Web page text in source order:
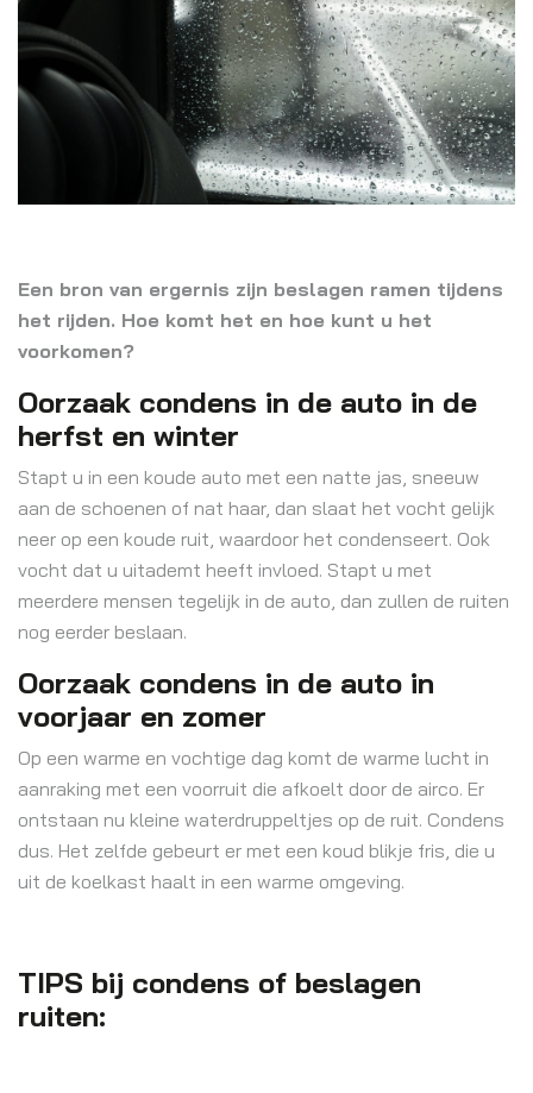
Een bron van ergernis zijn beslagen ramen tijdens
het rijden. Hoe komt het en hoe kunt u het
voorkomen?
Oorzaak condens in de auto in de
herfst en winter
Stapt u in een koude auto met een natte jas, sneeuw
aan de schoenen of nat haar, dan slaat het vocht gelijk
neer op een koude ruit, waardoor het condenseert. Ook
vocht dat u uitademt heeft invloed. Stapt u met
meerdere mensen tegelijk in de auto, dan zullen de ruiten
nog eerder beslaan.
Oorzaak condens in de auto in
voorjaar en zomer
Op een warme en vochtige dag komt de warme lucht in
aanraking met een voorruit die afkoelt door de airco. Er
ontstaan nu kleine waterdruppeltjes op de ruit. Condens
dus. Het zelfde gebeurt er met een koud blikje fris, die u
uit de koelkast haalt in een warme omgeving.
TIPS bij condens of beslagen
ruiten: